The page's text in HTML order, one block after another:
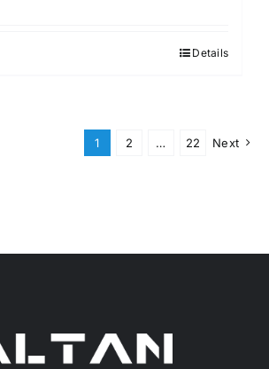
Details
1 2 … 22 Next